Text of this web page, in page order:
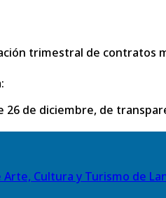
trimestral de contratos
26 de diciembre, de